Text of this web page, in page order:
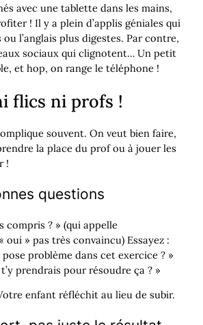
avec une tablette dans les mains,
! Il y a plein d’applis géniales qui
l’anglais plus digestes. Par contre,
sociaux qui clignotent… Un petit
et hop, on range le téléphone !
flics ni profs !
souvent. On veut bien faire,
la place du prof ou à jouer les
!
questions
compris ? » (qui appelle
oui » pas très convaincu) Essayez :
problème dans cet exercice ? »
prendrais pour résoudre ça ? »
enfant réfléchit au lieu de subir.